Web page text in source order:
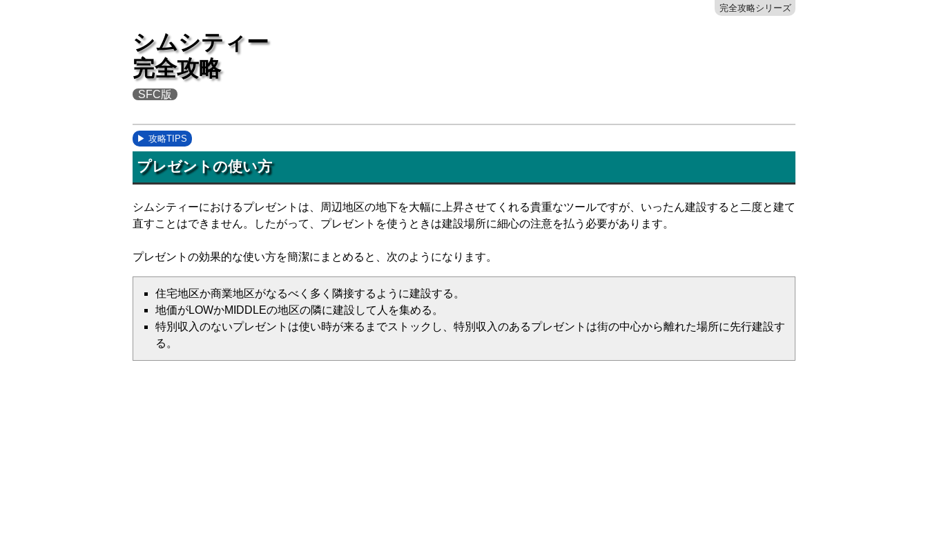
シムシティー
完全攻略
SFC版
完全攻略シリーズ
攻略TIPS
プレゼントの使い方
シムシティーにおけるプレゼントは、周辺地区の地下を大幅に上昇させてくれる貴重なツールですが、いったん建設すると二度と建て
直すことはできません。したがって、プレゼントを使うときは建設場所に細心の注意を払う必要があります。
プレゼントの効果的な使い方を簡潔にまとめると、次のようになります。
住宅地区か商業地区がなるべく多く隣接するように建設する。
地価がLOWかMIDDLEの地区の隣に建設して人を集める。
特別収入のないプレゼントは使い時が来るまでストックし、特別収入のあるプレゼントは街の中心から離れた場所に先行建設す
る。